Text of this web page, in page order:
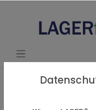
Zurück zu den